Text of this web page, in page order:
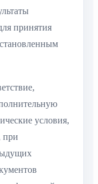
принятия
условия,
при